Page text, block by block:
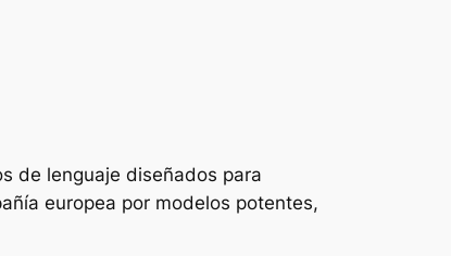
de lenguaje diseñados para
europea por modelos potentes,